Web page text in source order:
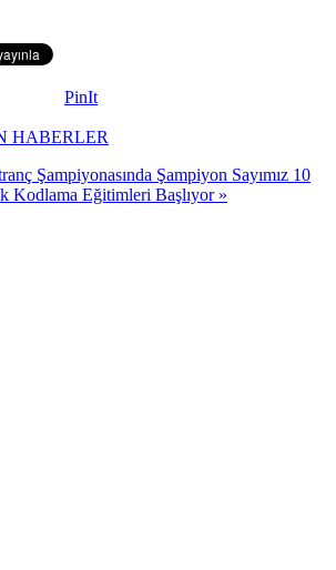
PinIt
HABERLER
Şampiyonasında Şampiyon Sayımız 10
Kodlama Eğitimleri Başlıyor »